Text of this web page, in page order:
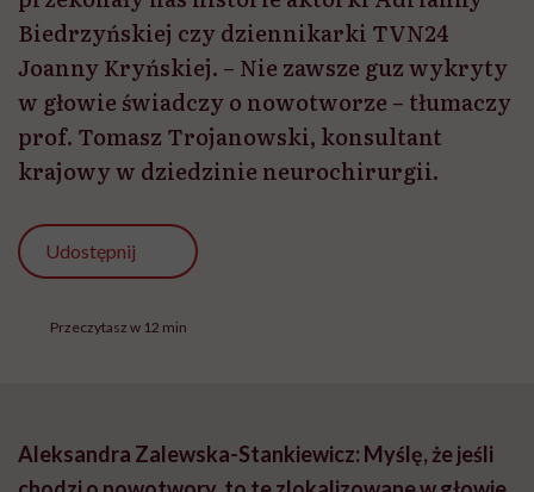
Biedrzyńskiej czy dziennikarki TVN24
Joanny Kryńskiej. – Nie zawsze guz wykryty
w głowie świadczy o nowotworze – tłumaczy
prof. Tomasz Trojanowski, konsultant
krajowy w dziedzinie neurochirurgii.
Udostępnij
Przeczytasz w 12 min
Aleksandra Zalewska-Stankiewicz: Myślę, że jeśli